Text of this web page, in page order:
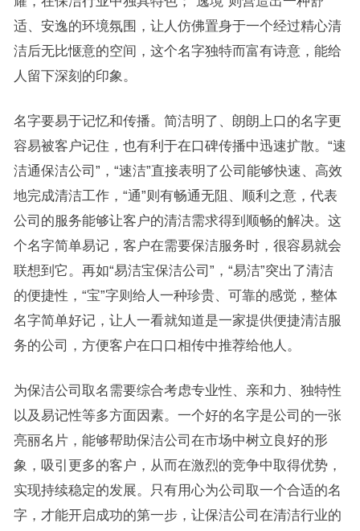
适、安逸的环境氛围，让人仿佛置身于一个经过精心清
洁后无比惬意的空间，这个名字独特而富有诗意，能给
人留下深刻的印象。
名字要易于记忆和传播。简洁明了、朗朗上口的名字更
容易被客户记住，也有利于在口碑传播中迅速扩散。“速
洁通保洁公司”，“速洁”直接表明了公司能够快速、高效
地完成清洁工作，“通”则有畅通无阻、顺利之意，代表
公司的服务能够让客户的清洁需求得到顺畅的解决。这
个名字简单易记，客户在需要保洁服务时，很容易就会
联想到它。再如“易洁宝保洁公司”，“易洁”突出了清洁
的便捷性，“宝”字则给人一种珍贵、可靠的感觉，整体
名字简单好记，让人一看就知道是一家提供便捷清洁服
务的公司，方便客户在口口相传中推荐给他人。
为保洁公司取名需要综合考虑专业性、亲和力、独特性
以及易记性等多方面因素。一个好的名字是公司的一张
亮丽名片，能够帮助保洁公司在市场中树立良好的形
象，吸引更多的客户，从而在激烈的竞争中取得优势，
实现持续稳定的发展。只有用心为公司取一个合适的名
字，才能开启成功的第一步，让保洁公司在清洁行业的